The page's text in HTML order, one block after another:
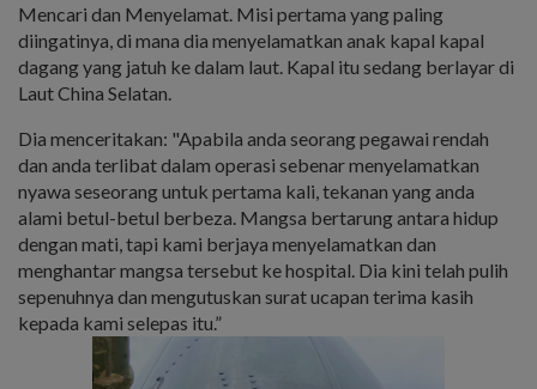
Mencari dan Menyelamat. Misi pertama yang paling
diingatinya, di mana dia menyelamatkan anak kapal kapal
dagang yang jatuh ke dalam laut. Kapal itu sedang berlayar di
Laut China Selatan.
Dia menceritakan: "Apabila anda seorang pegawai rendah
dan anda terlibat dalam operasi sebenar menyelamatkan
nyawa seseorang untuk pertama kali, tekanan yang anda
alami betul-betul berbeza. Mangsa bertarung antara hidup
dengan mati, tapi kami berjaya menyelamatkan dan
menghantar mangsa tersebut ke hospital. Dia kini telah pulih
sepenuhnya dan mengutuskan surat ucapan terima kasih
kepada kami selepas itu.”